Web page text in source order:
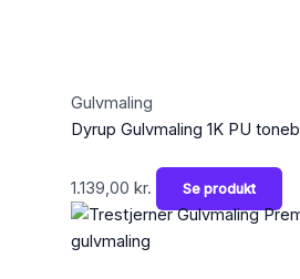
Gulvmaling
Dyrup Gulvmaling 1K PU
1.139,00 kr. Se produkt